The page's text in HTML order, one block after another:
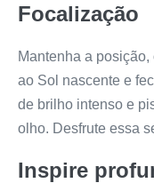
Focalização
Mantenha a
ao Sol nascente e
de brilho intenso e
olho. Desfrute essa
Inspire